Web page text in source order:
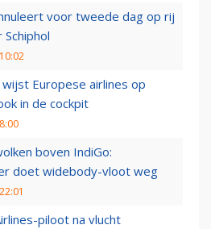
voor tweede dag op rij
Schiphol
wijst Europese airlines op
in de cockpit
boven IndiGo:
doet widebody-vloot weg
piloot na vlucht